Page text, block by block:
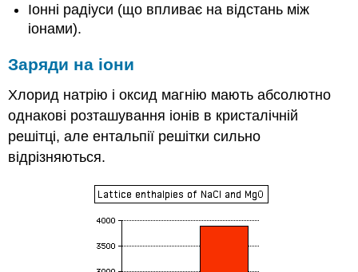
Іонні радіуси (що впливає на відстань між
іонами).
Заряди на іони
Хлорид натрію і оксид магнію мають абсолютно
однакові розташування іонів в кристалічній
решітці, але ентальпії решітки сильно
відрізняються.